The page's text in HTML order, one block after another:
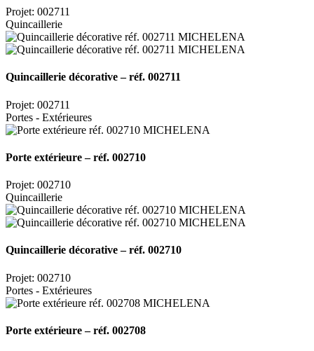
Projet: 002711
Quincaillerie
Quincaillerie décorative – réf. 002711
Projet: 002711
Portes - Extérieures
Porte extérieure – réf. 002710
Projet: 002710
Quincaillerie
Quincaillerie décorative – réf. 002710
Projet: 002710
Portes - Extérieures
Porte extérieure – réf. 002708